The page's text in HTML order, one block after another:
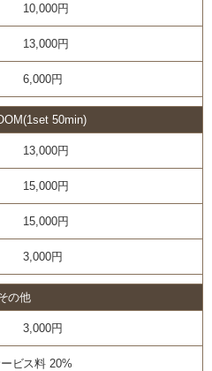
10,000円
13,000円
6,000円
50min)
13,000円
15,000円
15,000円
3,000円
の他
3,000円
ビス料 20%